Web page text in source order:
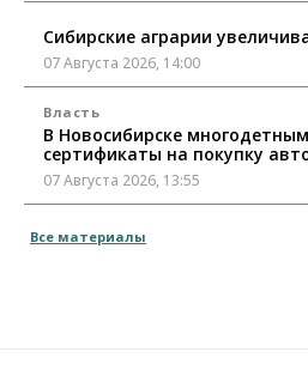
Сибирские аграрии
07 Августа 2026, 14:00
Власть
В Новосибирске
сертификаты на покупку
07 Августа 2026, 13:55
Треть автовладельцев в
Все материалы